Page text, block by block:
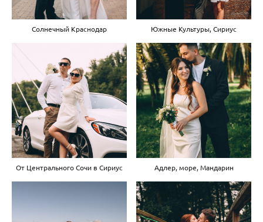
Солнечный Краснодар Южные Культуры, Сириус
От Центрального Сочи в Сириус Адлер, море, Мандарин